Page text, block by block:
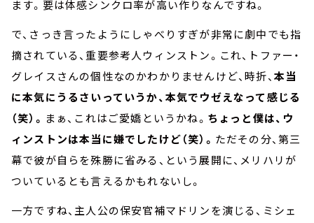
ます。要は体感シンクロ率が高い作りなんですね。
で、さっき言ったようにしゃべりすぎが非常に劇中でも指
摘されている、重要参考人ウィンストン。これ、トファー・
グレイスさんの個性なのかわかりませんけど、時折、本当
に本気にうるさいっていうか、本気でウゼえなって感じる
（笑）。 まぁ、これはご愛嬌というかね。 ちょっと僕は、ウ
ィンストンは本当に嫌でしたけど（笑）。 ただその分、第三
幕で彼が自らを殊勝に省みる、という展開に、メリハリが
ついているとも言えるかもれないし。
一方ですね、主人公の保安官補マドリンを演じる、ミシェ